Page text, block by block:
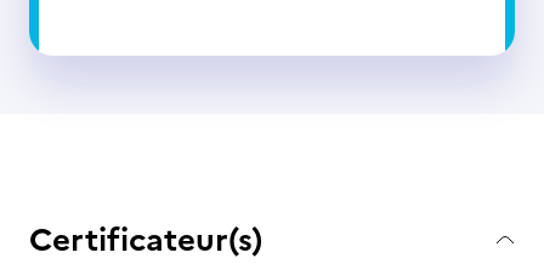
Certificateur(s)